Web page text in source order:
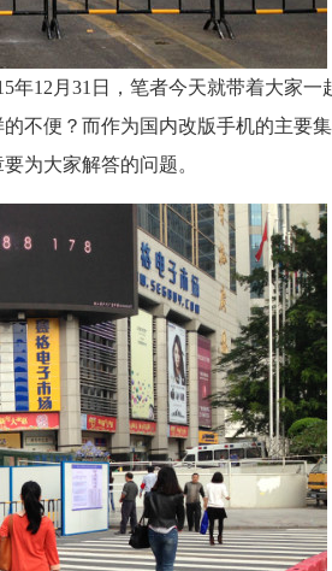
年12月31日，笔者今天就带着大家一
不便？而作为国内改版手机的主要
为大家解答的问题。